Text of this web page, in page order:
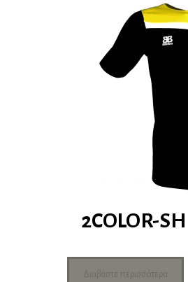
2COLOR-SH
Διαβάστε περισσότερα